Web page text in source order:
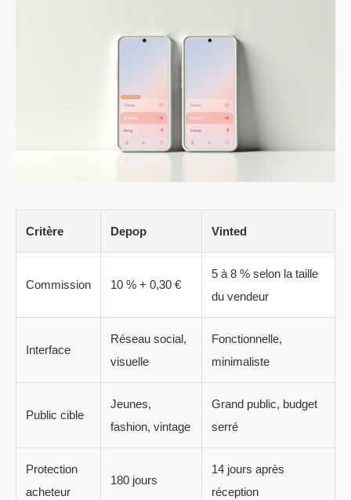
Critère Depop Vinted
Commission 10 % + 0,30 €
5 à 8 % selon la taille
du vendeur
Interface
Réseau social,
visuelle
Fonctionnelle,
minimaliste
Public cible
Jeunes,
fashion, vintage
Grand public, budget
serré
Protection
acheteur
180 jours
14 jours après
réception